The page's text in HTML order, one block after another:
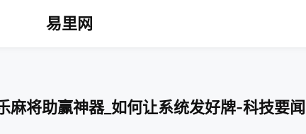
易里网
麻将助赢神器_如何让系统发好牌-科技要闻